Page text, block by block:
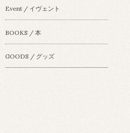
Event / イヴェント
BOOKS / 本
GOODS / グッズ